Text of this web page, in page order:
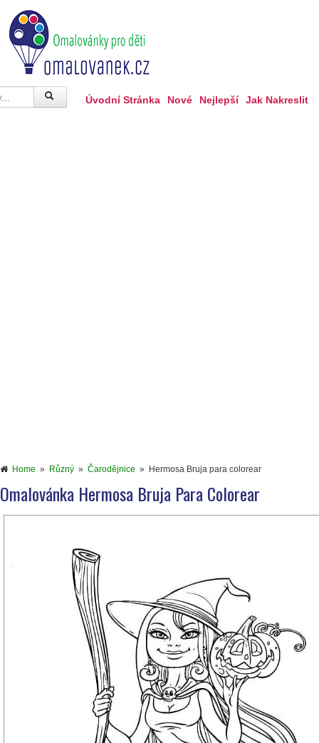
Úvodní Stránka Nové Nejlepší Jak Nakreslit
Home » Různý » Čarodějnice » Hermosa Bruja para colorear
Omalovánka Hermosa Bruja Para Colorear